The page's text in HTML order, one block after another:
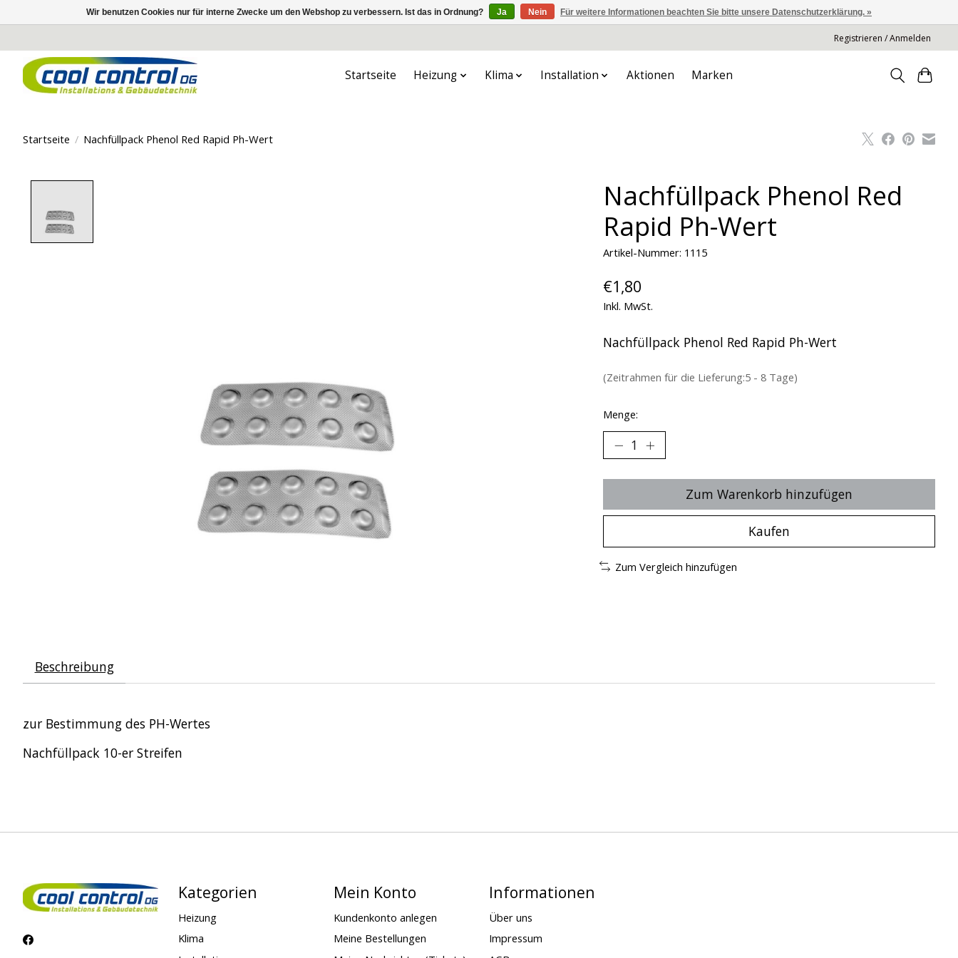
Registrieren / Anmelden
Startseite Heizung Klima Installation Aktionen Marken
Startseite / Nachfüllpack Phenol Red Rapid Ph-Wert
Nachfüllpack Phenol Red
Rapid Ph-Wert
Artikel-Nummer: 1115
€1,80
Inkl. MwSt.
Nachfüllpack Phenol Red Rapid Ph-Wert
(Zeitrahmen für die Lieferung:5 - 8 Tage)
Menge:
Zum Warenkorb hinzufügen
Kaufen
Zum Vergleich hinzufügen
Beschreibung
zur Bestimmung des PH-Wertes
Nachfüllpack 10-er Streifen
Kategorien
Heizung
Klima
Mein Konto
Kundenkonto anlegen
Meine Bestellungen
Informationen
Über uns
Impressum
Wir benutzen Cookies nur für interne Zwecke um den Webshop zu verbessern. Ist das in Ordnung? Ja Nein Für weitere Informationen beachten Sie bitte unsere Datenschutzerklärung. »